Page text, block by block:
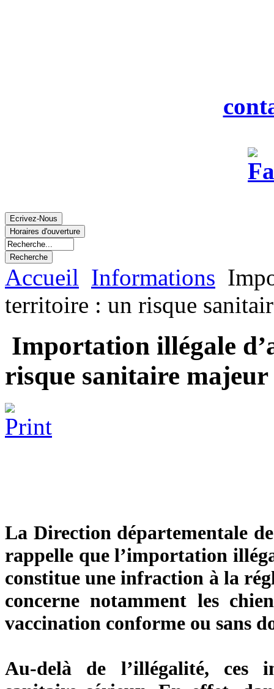
Accueil Informations
territoire : un risque
Importation illégale
risque sanitaire majeur
La Direction départementale
rappelle que l’importation
constitue une infraction à la
concerne notamment les
vaccination conforme ou sans
Au-delà de l’illégalité, ces